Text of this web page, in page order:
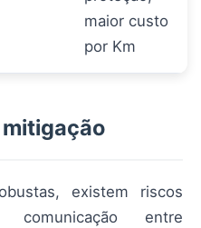
maior custo
por Km
mitigação
existem riscos
entre